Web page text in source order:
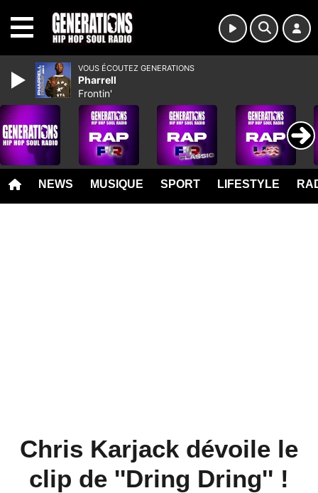
NEWS MUSIQUE SPORT LIFESTYLE
Chris Karjack dévoile le
clip de ''Dring Dring'' !
VOUS ÉCOUTEZ GENERATIONS
Pharrell
Frontin'